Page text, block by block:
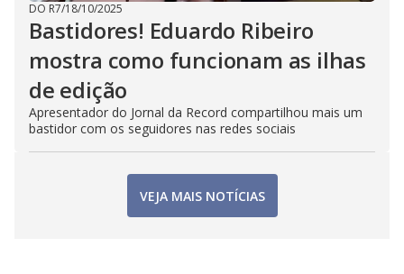
DO R7/18/10/2025
Bastidores! Eduardo Ribeiro
mostra como funcionam as ilhas
de edição
Apresentador do Jornal da Record compartilhou mais um
bastidor com os seguidores nas redes sociais
VEJA MAIS NOTÍCIAS